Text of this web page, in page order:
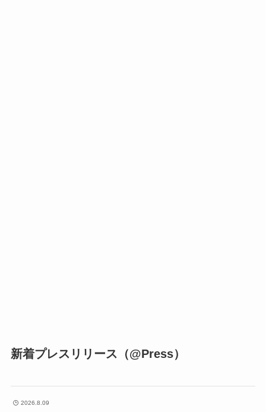
新着プレスリリース（@Press）
2026.8.09